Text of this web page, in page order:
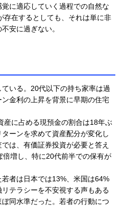
に適応していく過程での自然な
存在するとしても、それは単に非
安に過ぎない。
いる。20代以下の持ち家率は過
金利の上昇を背景に早期の住宅
産に占める現預金の割合は18年ぶ
ーンを求めて資産配分が変化し
は、有価証券投資が必要と答え
増し、特に20代前半での保有が
者は日本では13%、米国は64%
テラシーを不安視する声もある
同水準だった。若者の行動につ